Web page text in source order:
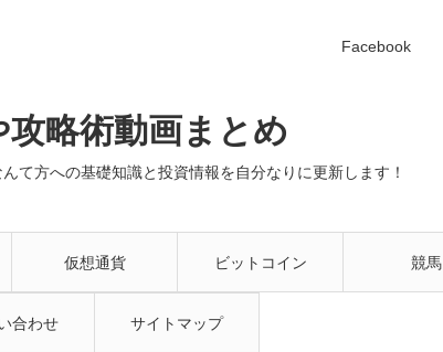
略術動画まとめ
て方への基礎知識と投資情報を自分なりに更新します！
仮想通貨 ビットコイン 競馬
合わせ サイトマップ
Facebook